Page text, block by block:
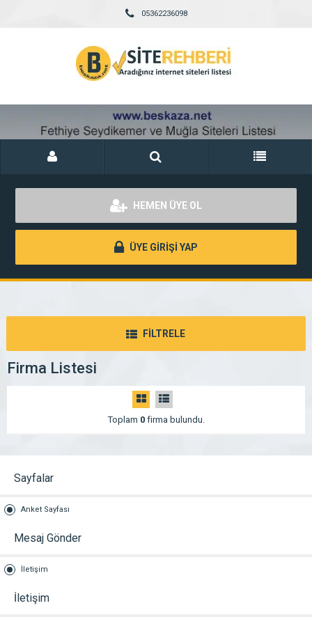
05362236098
HEMEN ÜYE OL
ÜYE GİRİŞİ YAP
FİLTRELE
Firma Listesi
Toplam 0firma bulundu.
Sayfalar
Anket Sayfası
Mesaj Gönder
İletişim
İletişim